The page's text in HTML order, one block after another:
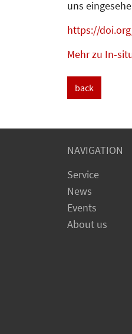
uns
https://
Mehr zu In-
back
NAVIGATION
Service
News
Events
About us